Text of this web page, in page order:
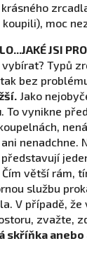
moc
JSI
Typů
bez
Jako
. To vynikne
nenadchne.
větší rám,
službu
V případě, že
zvažte,
skříňka